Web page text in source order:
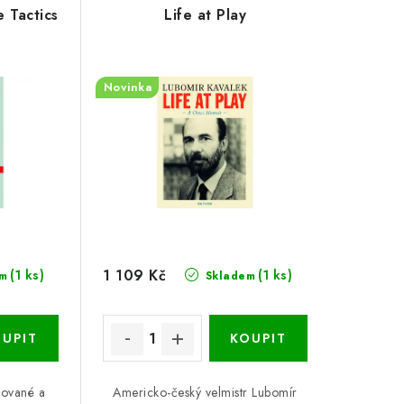
Tactics
(1 ks)
a
Life at Play
Novinka
Skladem (1 ks)
1 109 Kč
Americko-český velmistr Lubomír